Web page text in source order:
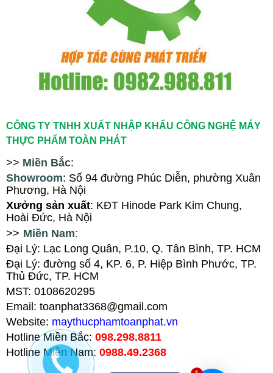
CÔNG TY TNHH XUẤT NHẬP KHẨU CÔNG NGHỆ MÁY
THỰC PHẨM TOÀN PHÁT
>> Miền Bắc:
Showroom: Số 94 đường Phúc Diễn, phường Xuân
Phương, Hà Nội
Xưởng sản xuất: KĐT Hinode Park Kim Chung,
Hoài Đức, Hà Nội
>> Miền Nam:
Đại Lý: Lạc Long Quân, P.10, Q. Tân Bình, TP. HCM
Đại Lý: đường số 4, KP. 6, P. Hiệp Bình Phước, TP.
Thủ Đức, TP. HCM
MST: 0108620295
Email: toanphat3368@gmail.com
Website: maythucphamtoanphat.vn
Hotline Miền Bắc: 098.298.8811
Hotline Miền Nam: 0988.49.2368